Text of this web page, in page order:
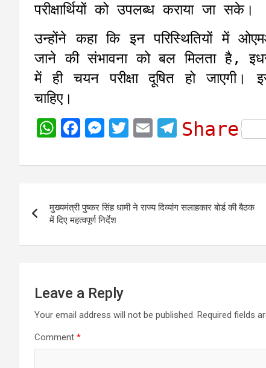
परीक्षार्थियों को उपलब्ध कराया जा सके।
उन्होंने कहा कि इन परिस्थितियों में
जाने की संभावना को बल मिलता है,
में ही चयन परीक्षा दूषित हो जाएगी।
चाहिए।
W
a
s
A
p
F
c
b
o
o
M
s
e
n
g
r
T
i
t
r
E
a
l
T
l
g
a
Share
navigation
मुख्यमंत्री पुष्कर सिंह धामी ने राज्य दिव्यांग सलाहकार बोर्ड की बैठक
में दिए महत्वपूर्ण निर्देश
Leave a Reply
Your email address will not be published. Required fields
Comment *